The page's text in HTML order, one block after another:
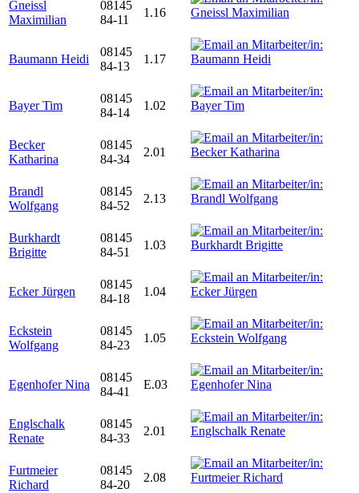
Gneissl
Maximilian
08145
84-11
1.16
Baumann Heidi
08145
84-13
1.17
Bayer Tim
08145
84-14
1.02
Becker
Katharina
08145
84-34
2.01
Brandl
Wolfgang
08145
84-52
2.13
Burkhardt
Brigitte
08145
84-51
1.03
Ecker Jürgen
08145
84-18
1.04
Eckstein
Wolfgang
08145
84-23
1.05
Egenhofer Nina
08145
84-41
E.03
Englschalk
Renate
08145
84-33
2.01
Furtmeier
Richard
08145
84-20
2.08